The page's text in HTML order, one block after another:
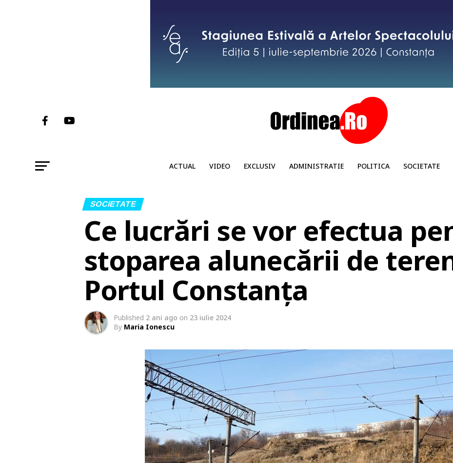
ACTUAL VIDEO EXCLUSIV ADMINISTRATIE POLITICA SOCIETATE
SOCIETATE
Ce lucrări se vor efectua
stoparea alunecării de
Portul Constanța
Published 2 ani ago on 23 iulie 2024
By Maria Ionescu